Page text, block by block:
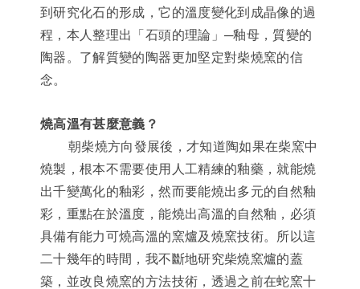
到研究化石的形成，它的溫度變化到成晶像的過
程，本人整理出「石頭的理論」─釉母，質變的
陶器。了解質變的陶器更加堅定對柴燒窯的信
念。
燒高溫有甚麼意義？
朝柴燒方向發展後，才知道陶如果在柴窯中
燒製，根本不需要使用人工精練的釉藥，就能燒
出千變萬化的釉彩，然而要能燒出多元的自然釉
彩，重點在於溫度，能燒出高溫的自然釉，必須
具備有能力可燒高溫的窯爐及燒窯技術。所以這
二十幾年的時間，我不斷地研究柴燒窯爐的蓋
築，並改良燒窯的方法技術，透過之前在蛇窯十